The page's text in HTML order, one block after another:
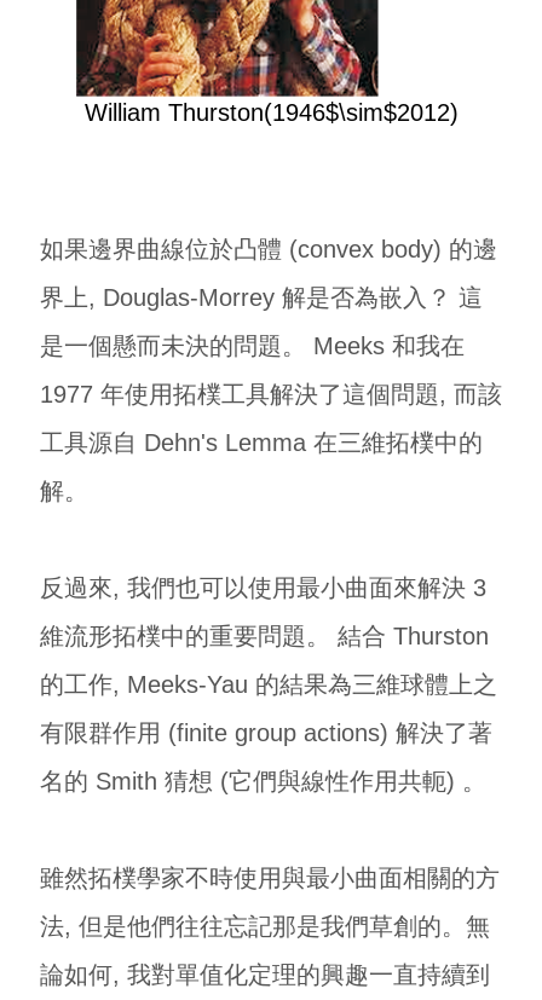
William Thurston(1946$\sim$2012)
如果邊界曲線位於凸體 (convex body) 的邊
界上, Douglas-Morrey 解是否為嵌入？ 這
是一個懸而未決的問題。 Meeks 和我在
1977 年使用拓樸工具解決了這個問題, 而該
工具源自 Dehn's Lemma 在三維拓樸中的
解。
反過來, 我們也可以使用最小曲面來解決 3
維流形拓樸中的重要問題。 結合 Thurston
的工作, Meeks-Yau 的結果為三維球體上之
有限群作用 (finite group actions) 解決了著
名的 Smith 猜想 (它們與線性作用共軛) 。
雖然拓樸學家不時使用與最小曲面相關的方
法, 但是他們往往忘記那是我們草創的。無
論如何, 我對單值化定理的興趣一直持續到